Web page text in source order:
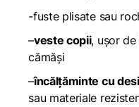
-fuste plisate sau
–veste copii, ușor
cămăși
–încălțăminte cu
sau materiale